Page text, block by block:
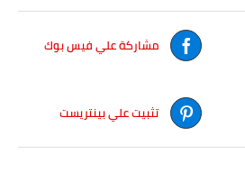
مشاركة علي فيس بوك
تثبيت علي بينتريست